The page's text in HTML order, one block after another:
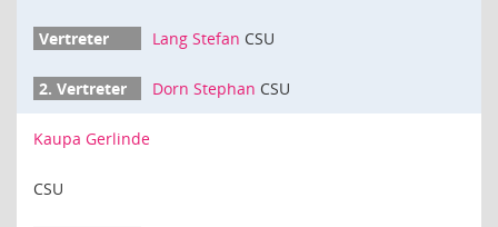
Lang Stefan CSU
Dorn Stephan CSU
Kaupa Gerlinde
CSU